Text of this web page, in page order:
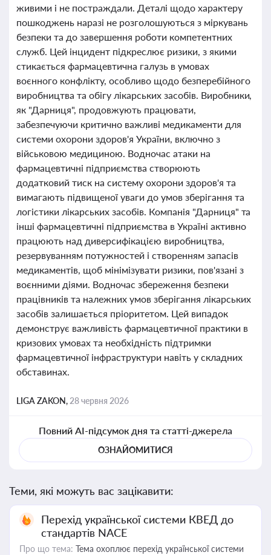
живими і не постраждали. Деталі щодо характеру
пошкоджень наразі не розголошуються з міркувань
безпеки та до завершення роботи компетентних
служб. Цей інцидент підкреслює ризики, з якими
стикається фармацевтична галузь в умовах
воєнного конфлікту, особливо щодо безперебійного
виробництва та обігу лікарських засобів. Виробники,
як "Дарниця", продовжують працювати,
забезпечуючи критично важливі медикаменти для
системи охорони здоров'я України, включно з
військовою медициною. Водночас атаки на
фармацевтичні підприємства створюють
додатковий тиск на систему охорони здоров'я та
вимагають підвищеної уваги до умов зберігання та
логістики лікарських засобів. Компанія "Дарниця" та
інші фармацевтичні підприємства в Україні активно
працюють над диверсифікацією виробництва,
резервуванням потужностей і створенням запасів
медикаментів, щоб мінімізувати ризики, пов'язані з
воєнними діями. Водночас збереження безпеки
працівників та належних умов зберігання лікарських
засобів залишається пріоритетом. Цей випадок
демонструє важливість фармацевтичної практики в
кризових умовах та необхідність підтримки
фармацевтичної інфраструктури навіть у складних
обставинах.
LIGA ZAKON, 28 червня 2026
Повний AI-підсумок дня та статті-джерела
ОЗНАЙОМИТИСЯ
Теми, які можуть вас зацікавити:
Перехід української системи КВЕД до
стандартів NACE
Про що тема: Тема охоплює перехід української системи